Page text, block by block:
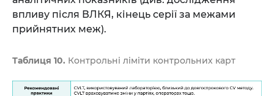
впливу після ВЛКЯ, кінець серії за межами
прийнятних меж).
Таблиця 10. Контрольні ліміти контрольних карт